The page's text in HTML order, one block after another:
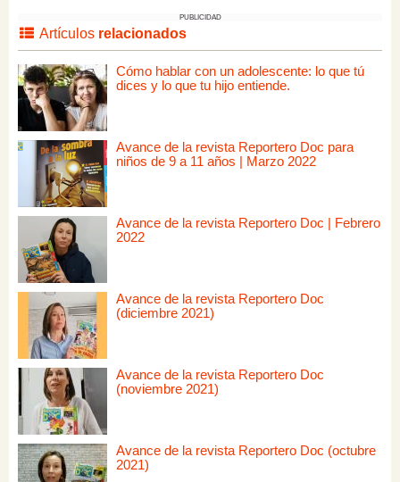
PUBLICIDAD
Artículos relacionados
Cómo hablar con un adolescente: lo que tú
dices y lo que tu hijo entiende.
Avance de la revista Reportero Doc para
niños de 9 a 11 años | Marzo 2022
Avance de la revista Reportero Doc | Febrero
2022
Avance de la revista Reportero Doc
(diciembre 2021)
Avance de la revista Reportero Doc
(noviembre 2021)
Avance de la revista Reportero Doc (octubre
2021)